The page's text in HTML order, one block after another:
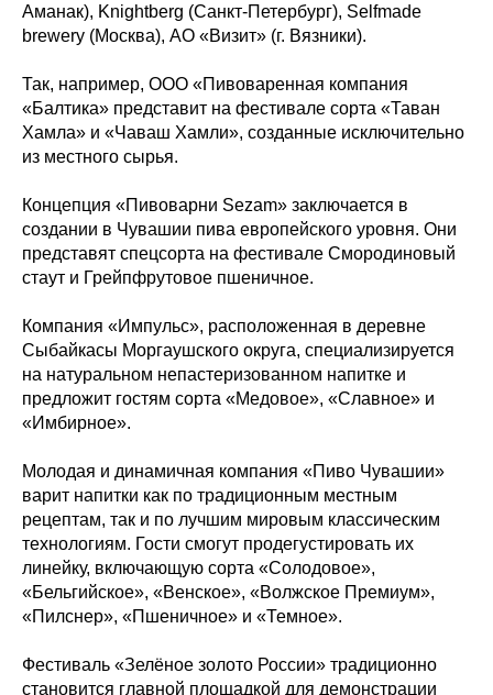
Аманак), Knightberg (Санкт-Петербург), Selfmade
brewery (Москва), АО «Визит» (г. Вязники).
Так, например, ООО «Пивоваренная компания
«Балтика» представит на фестивале сорта «Таван
Хамла» и «Чаваш Хамли», созданные исключительно
из местного сырья.
Концепция «Пивоварни Sezam» заключается в
создании в Чувашии пива европейского уровня. Они
представят спецсорта на фестивале Смородиновый
стаут и Грейпфрутовое пшеничное.
Компания «Импульс», расположенная в деревне
Сыбайкасы Моргаушского округа, специализируется
на натуральном непастеризованном напитке и
предложит гостям сорта «Медовое», «Славное» и
«Имбирное».
Молодая и динамичная компания «Пиво Чувашии»
варит напитки как по традиционным местным
рецептам, так и по лучшим мировым классическим
технологиям. Гости смогут продегустировать их
линейку, включающую сорта «Солодовое»,
«Бельгийское», «Венское», «Волжское Премиум»,
«Пилснер», «Пшеничное» и «Темное».
Фестиваль «Зелёное золото России» традиционно
становится главной площадкой для демонстрации